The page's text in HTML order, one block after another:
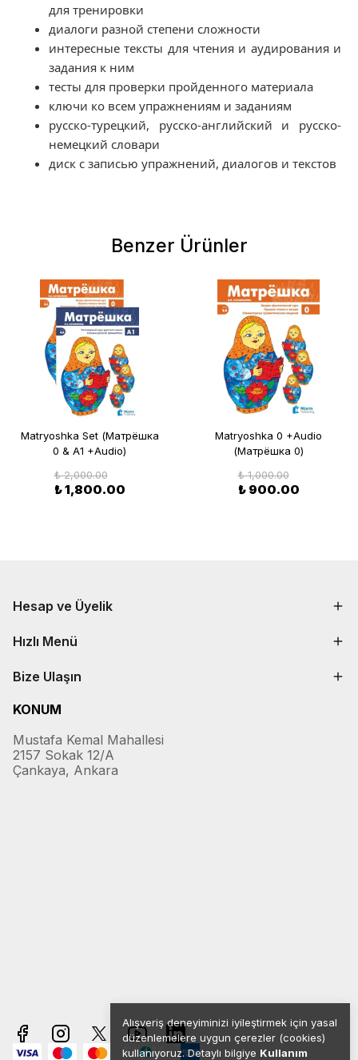
Alışveriş deneyiminizi iyileştirmek için yasal
düzenlemelere uygun çerezler (cookies)
kullanıyoruz. Detaylı bilgiye Kullanım
для тренировки
диалоги разной степени сложности
интересные тексты для чтения и аудирования и
задания к ним
тесты для проверки пройденного материала
ключи ко всем упражнениям и заданиям
русско-турецкий, русско-английский и русско-
немецкий словари
диск с записью упражнений, диалогов и текстов
Benzer Ürünler
Matryoshka Set (Матрёшка
0 & A1 +Audio)
₺ 2,000.00
₺ 1,800.00
Matryoshka 0 +Audio
(Матрёшка 0)
₺ 1,000.00
₺ 900.00
Hesap ve Üyelik
Hızlı Menü
Bize Ulaşın
KONUM
Mustafa Kemal Mahallesi
2157 Sokak 12/A
Çankaya, Ankara